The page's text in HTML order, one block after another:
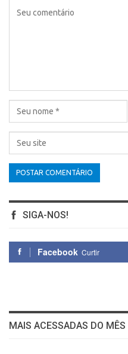
SIGA-NOS!
Facebook Curtir
MAIS ACESSADAS DO MÊS